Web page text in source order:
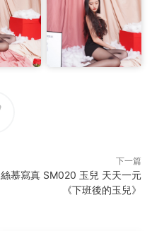
下一篇
絲慕寫真 SM020 玉兒 天天一元
《下班後的玉兒》